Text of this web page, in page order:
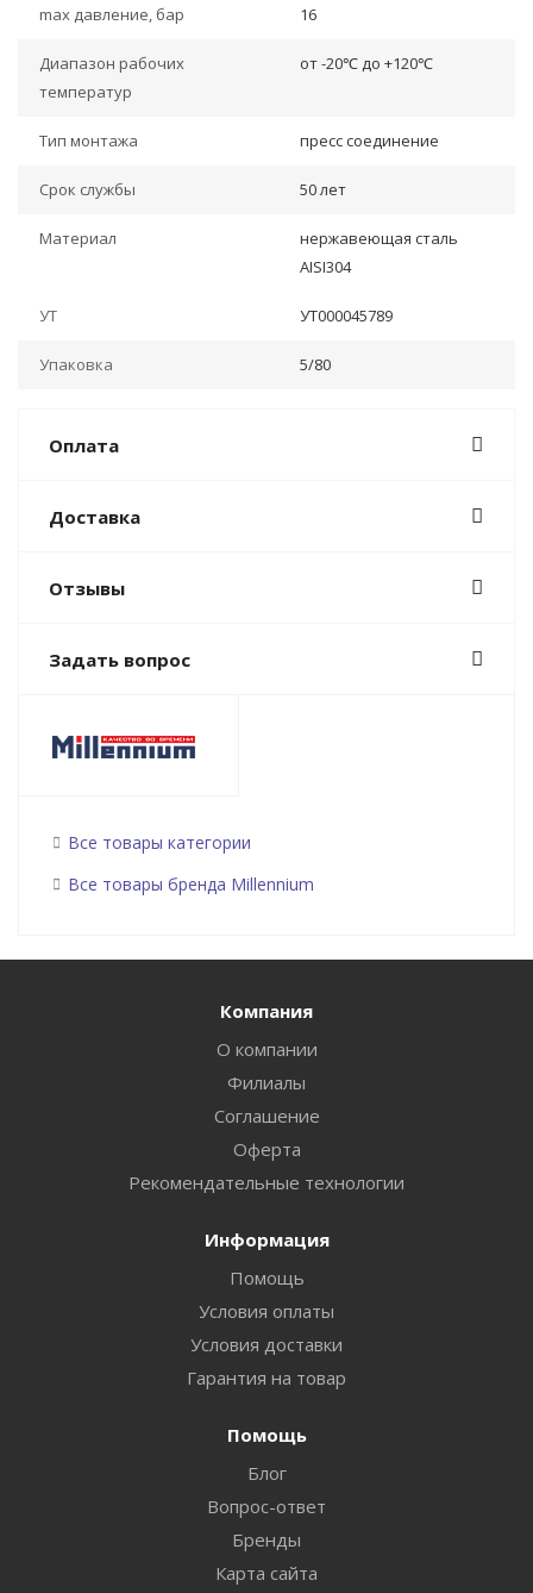
max давление, бар 16
Диапазон рабочих
температур
от -20℃ до +120℃
Тип монтажа пресс соединение
Срок службы 50 лет
Материал
нержавеющая сталь
AISI304
УТ УТ000045789
Упаковка 5/80
Оплата
Доставка
Отзывы
Задать вопрос
Все товары категории
Все товары бренда Millennium
Компания
О компании
Филиалы
Соглашение
Оферта
Рекомендательные технологии
Информация
Помощь
Условия оплаты
Условия доставки
Гарантия на товар
Помощь
Блог
Вопрос-ответ
Бренды
Карта сайта